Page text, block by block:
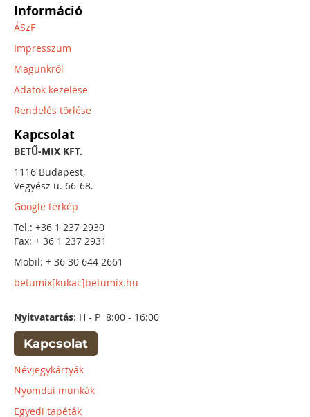
Információ
ÁSzF
Impresszum
Magunkról
Adatok kezelése
Rendelés törlése
Kapcsolat
BETŰ-MIX KFT.
1116 Budapest,
Vegyész u. 66-68.
Google térkép
Tel.: +36 1 237 2930
Fax: + 36 1 237 2931
Mobil: + 36 30 644 2661
betumix[kukac]betumix.hu
Nyitvatartás: H - P 8:00 - 16:00
Kapcsolat
Névjegykártyák
Nyomdai munkák
Egyedi tapéták